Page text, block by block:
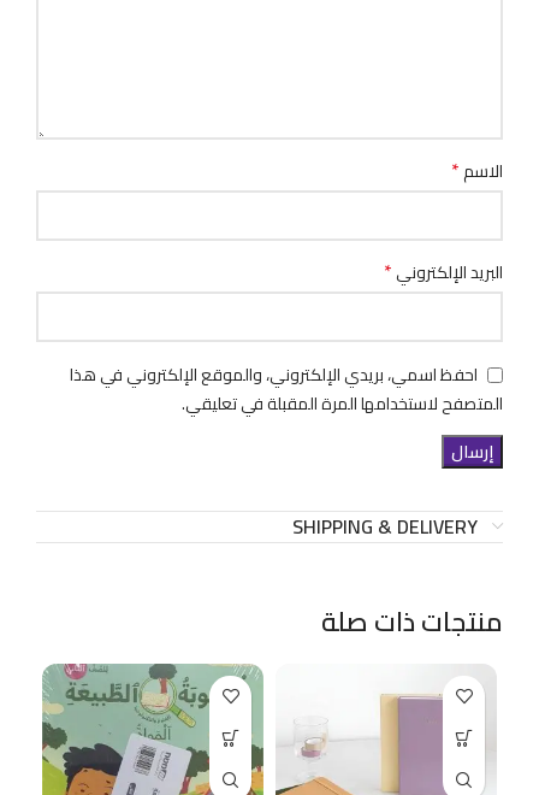
الاسم*
البريد الإلكتروني*
احفظ اسمي، بريدي الإلكتروني، والموقع الإلكتروني في هذا
المتصفح لاستخدامها المرة المقبلة في تعليقي.
SHIPPING & DELIVERY
منتجات ذات صلة